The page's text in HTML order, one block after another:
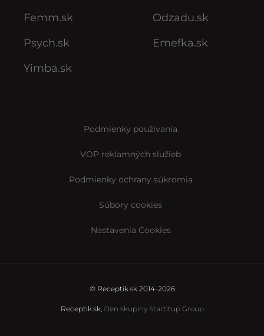
Femm.sk
Psych.sk
Yimba.sk
Odzadu.sk
Emefka.sk
Podmienky používania
VOP reklamných služieb
Podmienky ochrany súkromia
Súbory cookies
Nastavenia Cookies
© Receptik.sk 2014-2026
Receptik.sk, člen skupiny Startitup Group